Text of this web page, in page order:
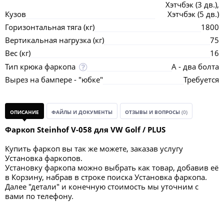
Кузов
Хэтчбэк (3 дв.),
Хэтчбэк (5 дв.)
Горизонтальная тяга (кг)
1800
Вертикальная нагрузка (кг)
75
Вес (кг)
16
Тип крюка фаркопа
А - два болта
Вырез на бампере - "юбке"
Требуется
ОПИСАНИЕ ФАЙЛЫ И ДОКУМЕНТЫ ОТЗЫВЫ И ВОПРОСЫ (0)
Фаркоп Steinhof V-058 для VW Golf / PLUS
Купить фаркоп вы так же можете, заказав услугу
Установка фаркопов.
Установку фаркопа можно выбрать как товар, добавив её
в Корзину, набрав в строке поиска Установка фаркопа.
Далее "детали" и конечную стоимость мы уточним с
вами по телефону.